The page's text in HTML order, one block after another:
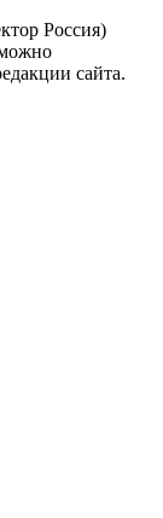
Россия)
сайта.